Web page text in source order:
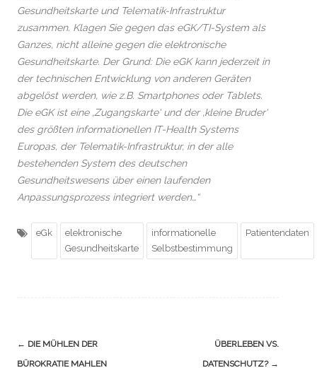
Gesundheitskarte und Telematik-Infrastruktur
zusammen. Klagen Sie gegen das eGK/TI-System als
Ganzes, nicht alleine gegen die elektronische
Gesundheitskarte. Der Grund: Die eGK kann jederzeit in
der technischen Entwicklung von anderen Geräten
abgelöst werden, wie z.B. Smartphones oder Tablets.
Die eGK ist eine ‚Zugangskarte‘ und der ‚kleine Bruder‘
des größten informationellen IT-Health Systems
Europas, der Telematik-Infrastruktur, in der alle
bestehenden System des deutschen
Gesundheitswesens über einen laufenden
Anpassungsprozess integriert werden…“
eGk
elektronische
Gesundheitskarte
informationelle
Selbstbestimmung
Patientendaten
Navigation
(Beiträge)
← DIE MÜHLEN DER
BÜROKRATIE MAHLEN
ÜBERLEBEN VS.
DATENSCHUTZ? →